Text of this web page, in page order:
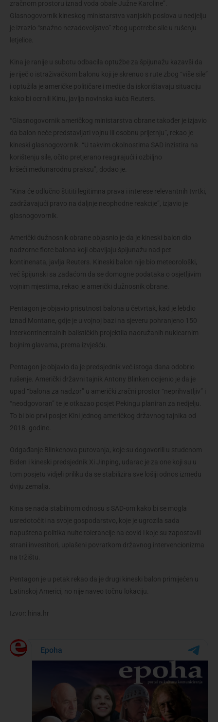
zračnom prostoru iznad voda obale Južne Karoline”.
Glasnogovornik kineskog ministarstva vanjskih poslova u nedjelju
je izrazio “snažno nezadovoljstvo” zbog upotrebe sile u rušenju
letjelice.
Kina je ranije u subotu odbacila optužbe za špijunažu kazavši da
je riječ o istraživačkom balonu koji je skrenuo s rute zbog “više sile”
i optužila je američke političare i medije da iskorištavaju situaciju
kako bi ocrnili Kinu, javlja novinska kuća Reuters.
“Glasnogovornik američkog ministarstva obrane također je izjavio
da balon neće predstavljati vojnu ili osobnu prijetnju”, rekao je
kineski glasnogovornik. “U takvim okolnostima SAD inzistira na
korištenju sile, očito pretjerano reagirajući i ozbiljno
kršeći međunarodnu praksu”, dodao je.
“Kina će odlučno štititi legitimna prava i interese relevantnih tvrtki,
zadržavajući pravo na daljnje neophodne reakcije”, izjavio je
glasnogovornik.
Američki dužnosnik obrane objasnio je da je kineski balon dio
nadzorne flote balona koji obavljaju špijunažu nad pet
kontinenata, javlja Reuters. Kineski balon nije bio meteorološki,
već špijunski sa zadaćom da se domogne podataka o osjetljivim
vojnim mjestima, rekao je američki dužnosnik obrane.
Pentagon je objavio prisutnost balona u četvrtak, kad je lebdio
iznad Montane, gdje je u vojnoj bazi na sjeveru pohranjeno 150
interkontinentalnih balističkih projektila naoružanih nuklearnim
bojnim glavama, prema izvješću.
Pentagon je objavio da je predsjednik već istoga dana odobrio
rušenje. Američki državni tajnik Antony Blinken ocijenio je da je
upad “balona za nadzor” u američki zračni prostor “neprihvatljiv” i
“neodgovoran” te je otkazao posjet Pekingu planiran za nedjelju.
To bi bio prvi posjet Kini jednog američkog državnog tajnika od
2018. godine.
Odgađanje Blinkenova putovanja, koje su dogovorili u studenom
Biden i kineski predsjednik Xi Jinping, udarac je za one koji su u
tom posjetu vidjeli priliku da se stabilizira sve lošiji odnos između
dviju zemalja.
Kina se nada stabilnom odnosu s SAD-om kako bi se mogla
usredotočiti na svoje gospodarstvo, koje je ugrozila sada
napuštena politika nulte tolerancije na covid i koje su zapostavili
strani investitori, uplašeni povratkom državnog intervencionizma
na tržištu.
Pentagon je u petak rekao da je drugi kineski balon primijećen u
Latinskoj Americi, no nije naveo točnu lokaciju.
Izvor: hina.hr